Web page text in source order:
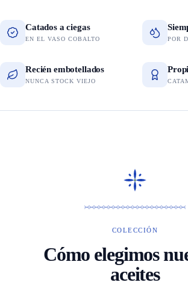
Catados a ciegas
EN EL VASO COBALTO POR
Recién embotellados
NUNCA STOCK VIEJO
COLECCIÓN
Cómo elegimos
aceites